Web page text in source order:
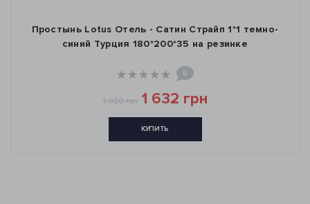
Простынь Lotus Отель - Сатин Страйп 1*1 темно-
синий Турция 180*200*35 на резинке
0
1 920 грн 1 632 грн
КУПИТЬ